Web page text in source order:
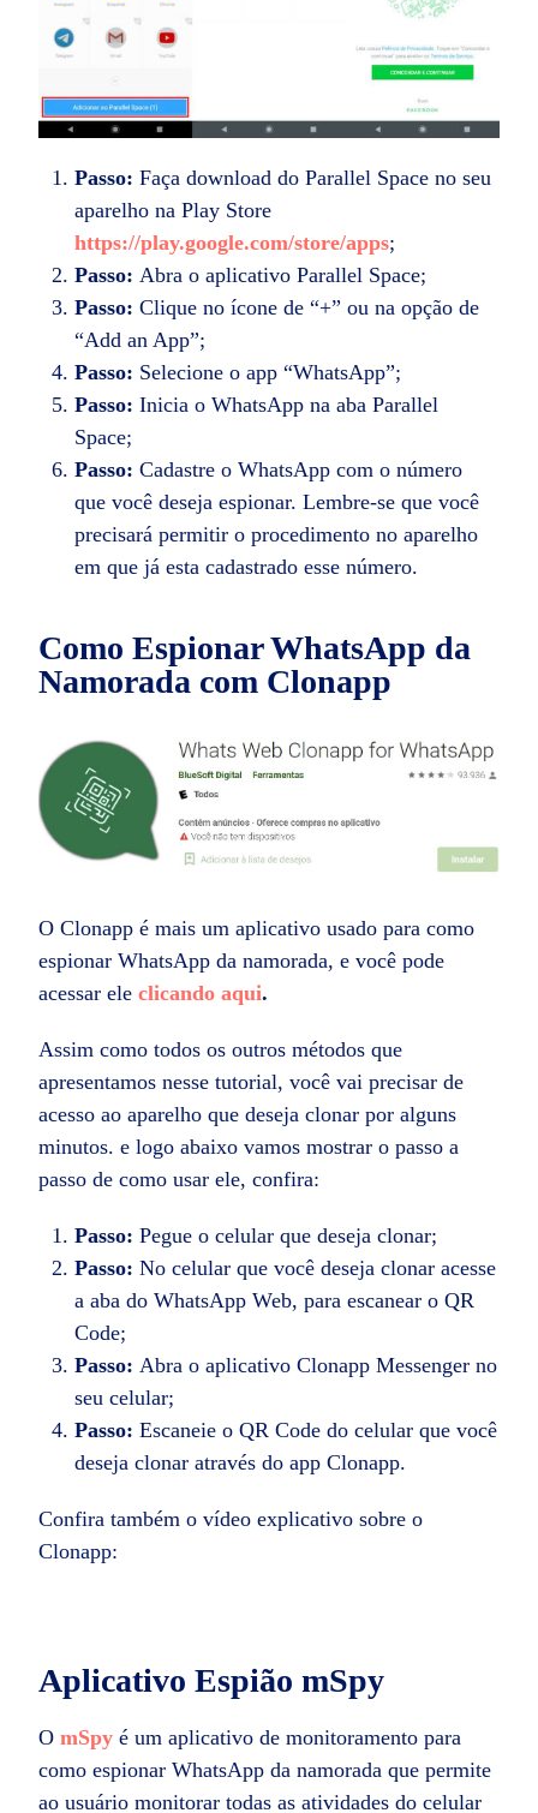
Passo:Faça download do Parallel Space no seu
aparelho na Play Store
https://play.google.com/store/apps;
Passo:Abra o aplicativo Parallel Space;
Passo:Clique no ícone de “+” ou na opção de
“Add an App”;
Passo: Selecione o app “WhatsApp”;
Passo:Inicia o WhatsApp na aba Parallel
Space;
Passo:Cadastre o WhatsApp com o número
que você deseja espionar. Lembre-se que você
precisará permitir o procedimento no aparelho
em que já esta cadastrado esse número.
Como Espionar WhatsApp da
Namorada com Clonapp
O Clonapp é mais um aplicativo usado para como
espionar WhatsApp da namorada, e você pode
acessar eleclicando aqui.
Assim como todos os outros métodos que
apresentamos nesse tutorial, você vai precisar de
acesso ao aparelho que deseja clonar por alguns
minutos. e logo abaixo vamos mostrar o passo a
passo de como usar ele, confira:
Passo:Pegue o celular que deseja clonar;
Passo:No celular que você deseja clonar acesse
a aba do WhatsApp Web, para escanear o QR
Code;
Passo:Abra o aplicativo Clonapp Messenger no
seu celular;
Passo:Escaneie o QR Code do celular que você
deseja clonar através do app Clonapp.
Confira também o vídeo explicativo sobre o
Clonapp:
Aplicativo Espião mSpy
OmSpy é um aplicativo de monitoramento para
como espionar WhatsApp da namoradaque permite
ao usuário monitorar todas as atividades do celular